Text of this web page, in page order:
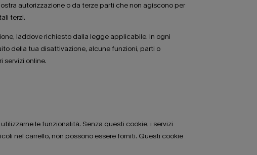
autorizzazione o da terze parti che non agiscono per
terzi.
laddove richiesto dalla legge applicabile. In ogni
della tua disattivazione, alcune funzioni, parti o
online.
le funzionalità. Senza questi cookie, i servizi
nel carrello, non possono essere forniti. Questi cookie